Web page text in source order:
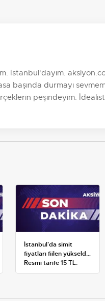
İstanbul'dayım.
başında durmayı
peşindeyim.
İstanbul'da simit
fiyatları fiilen yükseldi:
Resmi tarife 15 TL,
satışlar 20-25 TL'ye